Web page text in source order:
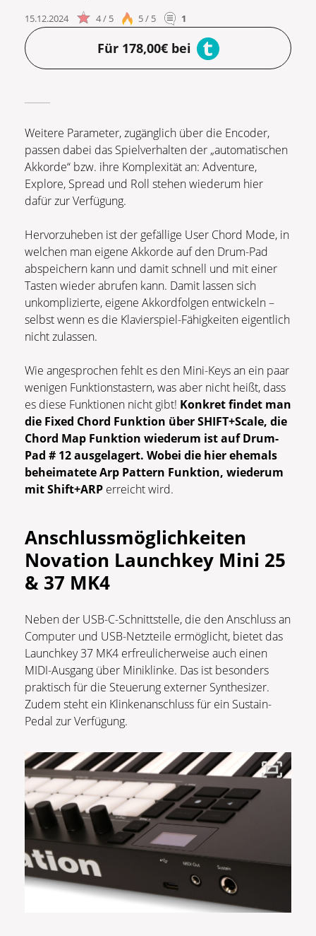
15.12.2024 4 / 5 5 / 5 1
Für 178,00€ bei
Weitere Parameter, zugänglich über die Encoder,
passen dabei das Spielverhalten der „automatischen
Akkorde“ bzw. ihre Komplexität an: Adventure,
Explore, Spread und Roll stehen wiederum hier
dafür zur Verfügung.
Hervorzuheben ist der gefällige User Chord Mode, in
welchen man eigene Akkorde auf den Drum-Pad
abspeichern kann und damit schnell und mit einer
Tasten wieder abrufen kann. Damit lassen sich
unkomplizierte, eigene Akkordfolgen entwickeln –
selbst wenn es die Klavierspiel-Fähigkeiten eigentlich
nicht zulassen.
Wie angesprochen fehlt es den Mini-Keys an ein paar
wenigen Funktionstastern, was aber nicht heißt, dass
es diese Funktionen nicht gibt! Konkret findet man
die Fixed Chord Funktion über SHIFT+Scale, die
Chord Map Funktion wiederum ist auf Drum-
Pad # 12 ausgelagert. Wobei die hier ehemals
beheimatete Arp Pattern Funktion, wiederum
mit Shift+ARP erreicht wird.
Anschlussmöglichkeiten
Novation Launchkey Mini 25
& 37 MK4
Neben der USB-C-Schnittstelle, die den Anschluss an
Computer und USB-Netzteile ermöglicht, bietet das
Launchkey 37 MK4 erfreulicherweise auch einen
MIDI-Ausgang über Miniklinke. Das ist besonders
praktisch für die Steuerung externer Synthesizer.
Zudem steht ein Klinkenanschluss für ein Sustain-
Pedal zur Verfügung.